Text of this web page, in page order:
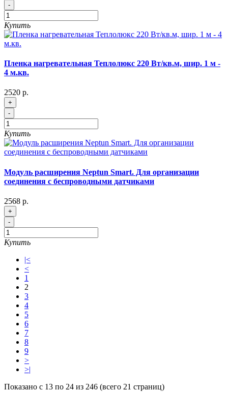
-
Купить
Пленка нагревательная Теплолюкс 220 Вт/кв.м, шир. 1 м -
4 м.кв.
2520 р.
+
-
Купить
Модуль расширения Neptun Smart. Для организации
соединения с беспроводными датчиками
2568 р.
+
-
Купить
|<
<
1
2
3
4
5
6
7
8
9
>
>|
Показано с 13 по 24 из 246 (всего 21 страниц)